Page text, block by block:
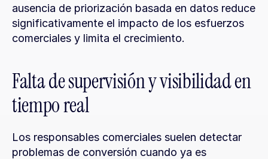
ausencia de priorización basada en datos reduce
significativamente el impacto de los esfuerzos
comerciales y limita el crecimiento.
Falta de supervisión y visibilidad en
tiempo real
Los responsables comerciales suelen detectar
problemas de conversión cuando ya es